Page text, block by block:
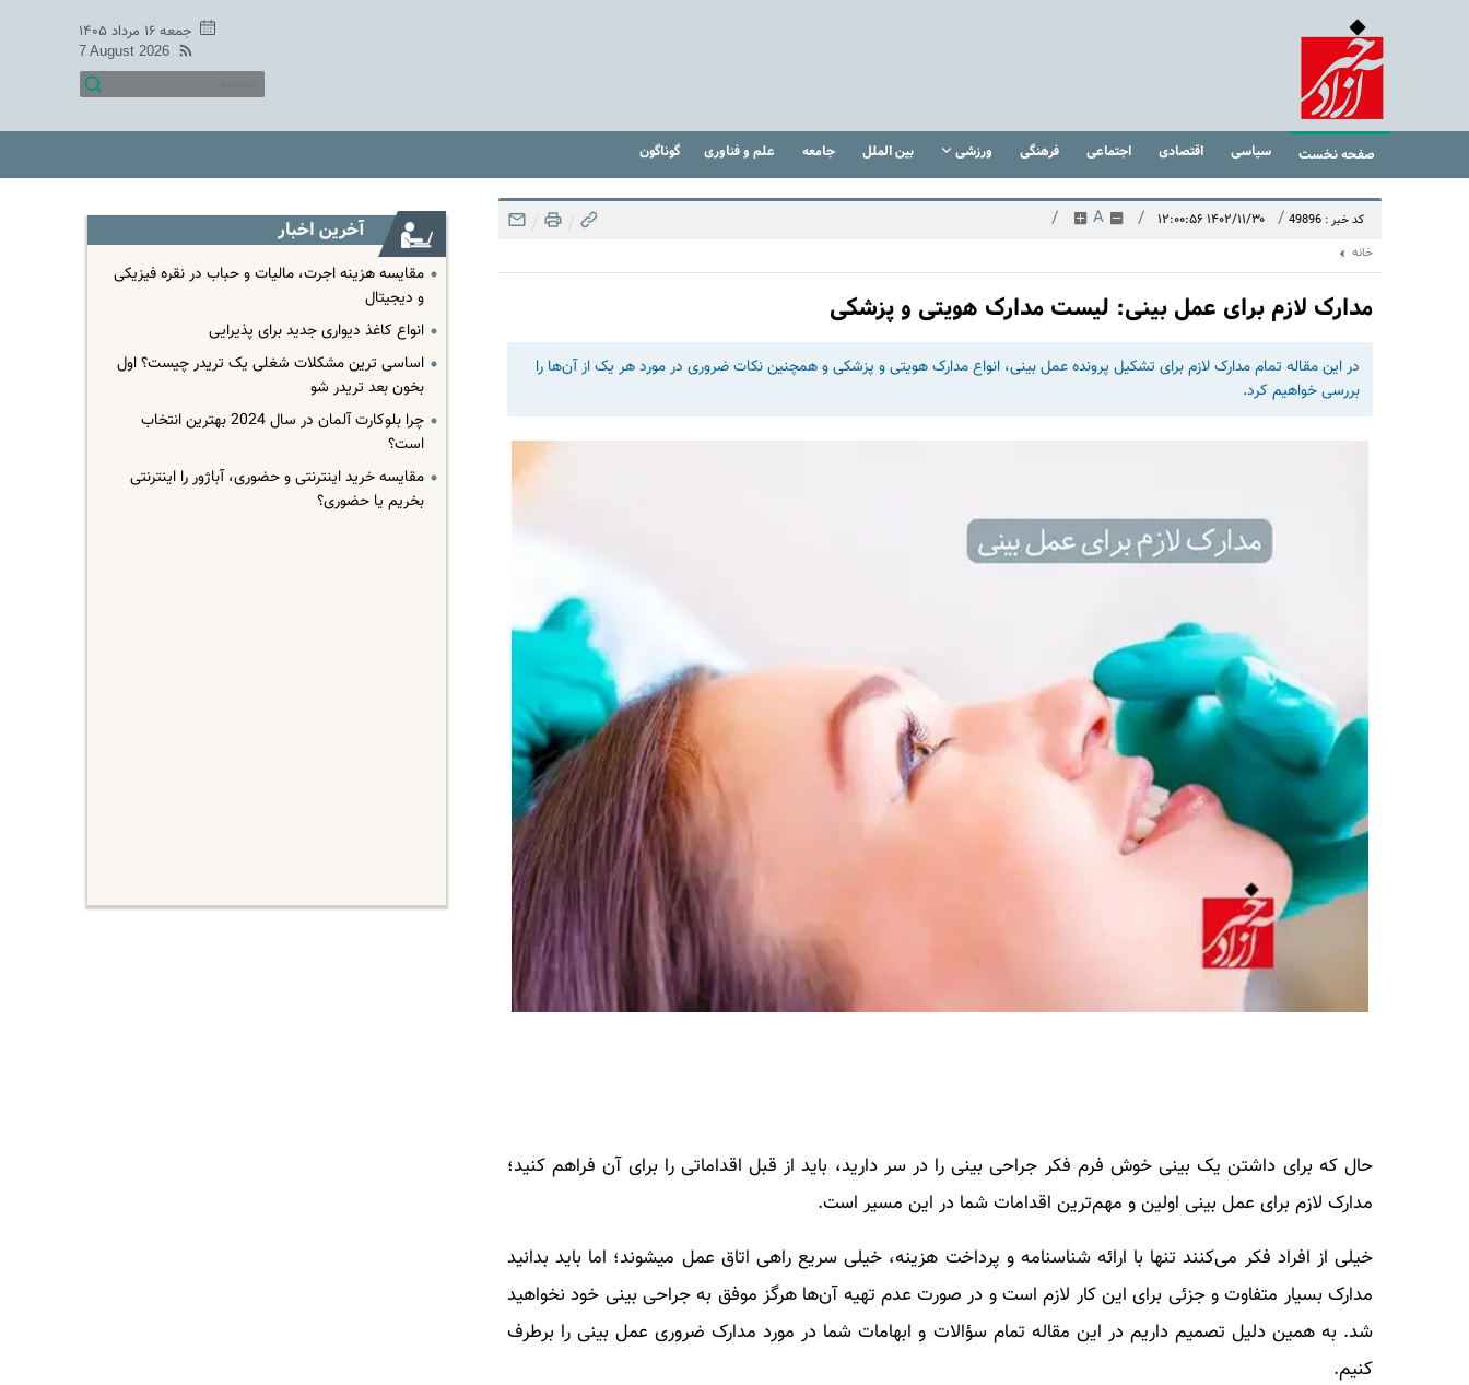
جمعه ۱۶ مرداد ۱۴۰۵
7 August 2026
صفحه نخست سیاسی اقتصادی اجتماعی فرهنگی ورزشی بین الملل جامعه علم و فناوری گوناگون
کد خبر : 49896 / ۱۴۰۲/۱۱/۳۰ ۱۲:۰۰:۵۶ /
A
/
/
/
خانه
مدارک لازم برای عمل بینی: لیست مدارک هویتی و پزشکی
در این مقاله تمام مدارک لازم برای تشکیل پرونده عمل بینی، انواع مدارک هویتی و پزشکی و همچنین نکات ضروری در مورد هر یک از آن‌ها را
بررسی خواهیم کرد.
حال که برای داشتن یک بینی خوش فرم فکر جراحی بینی را در سر دارید، باید از قبل اقداماتی را برای آن فراهم کنید؛
مدارک لازم برای عمل بینی اولین و مهم‌ترین اقدامات شما در این مسیر است.
خیلی از افراد فکر می‌کنند تنها با ارائه شناسنامه و پرداخت هزینه‌، خیلی سریع راهی اتاق عمل می‎شوند؛ اما باید بدانید
مدارک بسیار متفاوت و جزئی برای این کار لازم است و در صورت عدم تهیه آن‌ها هرگز موفق به جراحی بینی خود نخواهید
شد. به همین دلیل تصمیم داریم در این مقاله تمام سؤالات و ابهامات شما در مورد مدارک ضروری عمل بینی را برطرف
کنیم.
آخرین اخبار
مقایسه هزینه اجرت، مالیات و حباب در نقره فیزیکی
و دیجیتال
انواع کاغذ دیواری جدید برای پذیرایی
اساسی ترین مشکلات شغلی یک تریدر چیست؟ اول
بخون بعد تریدر شو
چرا بلوکارت آلمان در سال 2024 بهترین انتخاب
است؟
مقایسه خرید اینترنتی و حضوری، آباژور را اینترنتی
بخریم یا حضوری؟